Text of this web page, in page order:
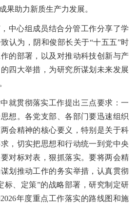
果助力新质生产力发展。
中心组成员结合分管工作分享了学
认为，阴和俊部长关于“十五五”时
的部署，以及对推动科技创新与产
四大举措，为研究所谋划未来发展
就贯彻落实工作提出三点要求：一
想。各党支部、各部门要迅速组织
会精神的核心要义，特别是关于科
，切实把思想和行动统一到党中央
对标对表，狠抓落实。要将两会精
划推动工作的务实举措，认真贯彻
标、定策”的战略部署，研究制定研
2026年度重点工作落实的路线图和施